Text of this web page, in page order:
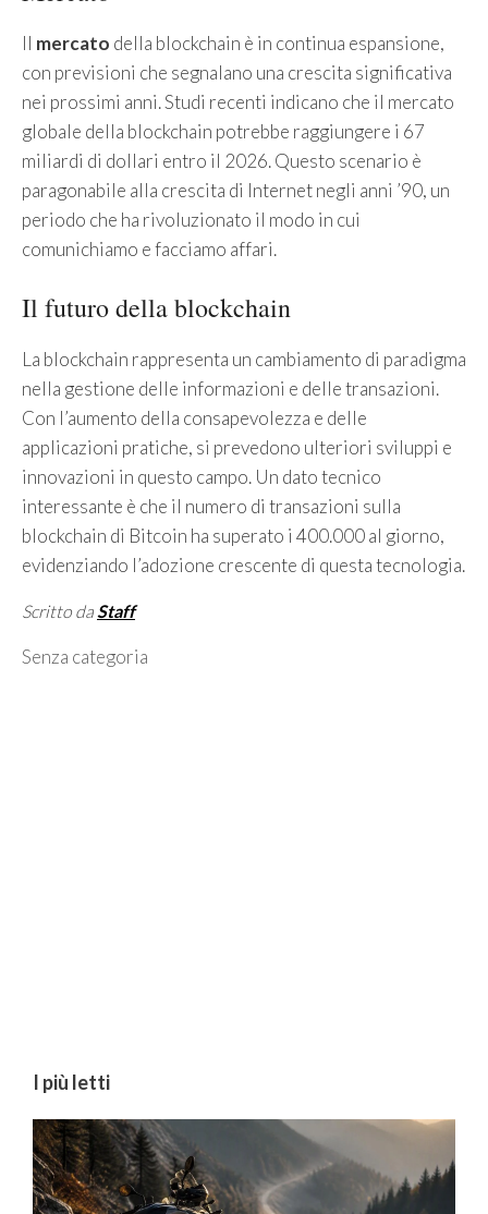
Il mercato della blockchain è in continua espansione,
con previsioni che segnalano una crescita significativa
nei prossimi anni. Studi recenti indicano che il mercato
globale della blockchain potrebbe raggiungere i 67
miliardi di dollari entro il 2026. Questo scenario è
paragonabile alla crescita di Internet negli anni ’90, un
periodo che ha rivoluzionato il modo in cui
comunichiamo e facciamo affari.
Il futuro della blockchain
La blockchain rappresenta un cambiamento di paradigma
nella gestione delle informazioni e delle transazioni.
Con l’aumento della consapevolezza e delle
applicazioni pratiche, si prevedono ulteriori sviluppi e
innovazioni in questo campo. Un dato tecnico
interessante è che il numero di transazioni sulla
blockchain di Bitcoin ha superato i 400.000 al giorno,
evidenziando l’adozione crescente di questa tecnologia.
Scritto da Staff
Categorie
Senza categoria
I più letti